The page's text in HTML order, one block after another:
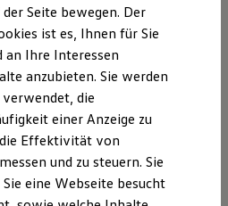
für Ihren Transporter/Caravelle
für Ihren Amarok
für andere Modelle
Data
Updates
und Sicherheitssysteme
und Ölverdünnung
selbstbewusster denn je:
Seite bewegen. Der
ist es, Ihnen für Sie
an Ihre Interessen
anzubieten. Sie werden
die
einer Anzeige zu
Effektivität von
und zu steuern. Sie
eine Webseite besucht